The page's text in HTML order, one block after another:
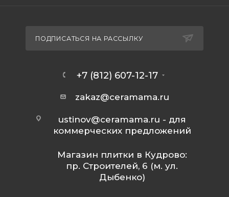
ПОДПИСАТЬСЯ НА РАССЫЛКУ
+7 (812) 607-12-17
zakaz@ceramama.ru
ustinov@ceramama.ru - для
коммерческих предложений
Магазин плитки в Кудрово:
пр. Строителей, 6 (м. ул.
Дыбенко)